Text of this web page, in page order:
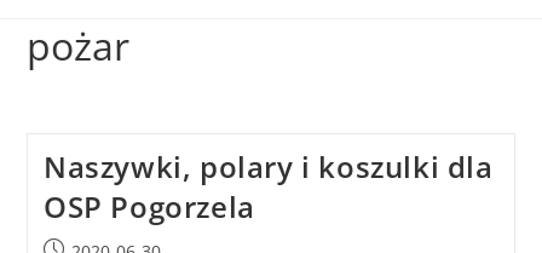
pożar
Naszywki, polary i koszulki dla
OSP Pogorzela